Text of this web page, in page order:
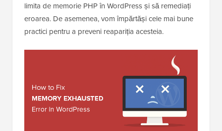
limita de memorie PHP în WordPress și să remediați
eroarea. De asemenea, vom împărtăși cele mai bune
practici pentru a preveni reapariția acesteia.